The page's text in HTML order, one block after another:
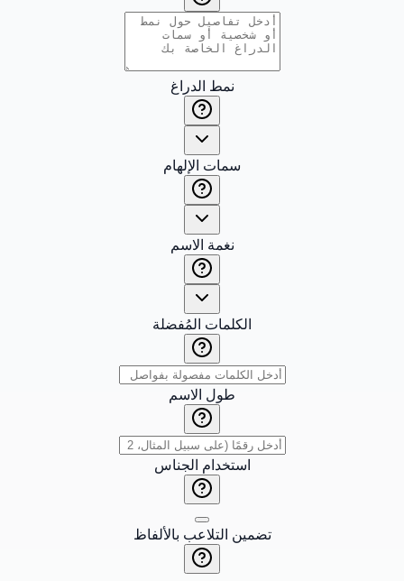
نمط الدراغ
سمات الإلهام
نغمة الاسم
الكلمات المُفضلة
طول الاسم
استخدام الجناس
تضمين التلاعب بالألفاظ